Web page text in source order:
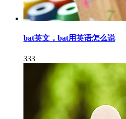
bat英文，bat用英语怎么说
333